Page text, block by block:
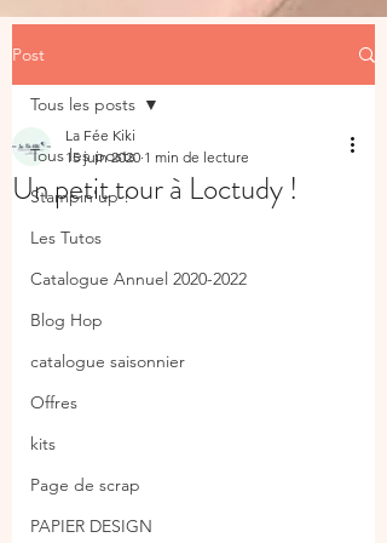
Post
Tous les posts
Stampin'up !
Les Tutos
Catalogue Annuel 2020-2022
Blog Hop
catalogue saisonnier
Offres
kits
Page de scrap
PAPIER DESIGN
Tous les posts
Un petit tour à Loctudy !
La Fée Kiki
15 juin 2020 1 min de lecture